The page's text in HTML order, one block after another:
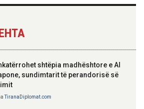
strategjik
shtëpia madhështore e Al
sundimtarit të perandorisë së
TiranaDiplomat.com